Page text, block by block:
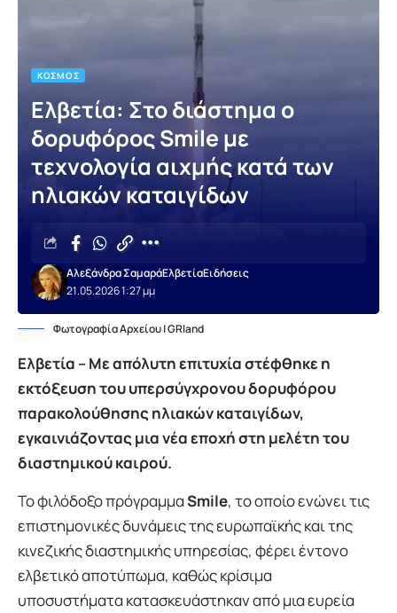
ΚΌΣΜΟΣ
Ελβετία: Στο διάστημα ο
δορυφόρος Smile με
τεχνολογία αιχμής κατά των
ηλιακών καταιγίδων
21.05.2026 1:27 μμ
Αλεξάνδρα ΣαμαράΕλβετίαΕιδήσεις
Φωτογραφία Αρχείου | GRland
Ελβετία – Με απόλυτη επιτυχία στέφθηκε η
εκτόξευση του υπερσύγχρονου δορυφόρου
παρακολούθησης ηλιακών καταιγίδων,
εγκαινιάζοντας μια νέα εποχή στη μελέτη του
διαστημικού καιρού.
Το φιλόδοξο πρόγραμμαSmile, το οποίο ενώνει τις
επιστημονικές δυνάμεις της ευρωπαϊκής και της
κινεζικής διαστημικής υπηρεσίας, φέρει έντονο
ελβετικό αποτύπωμα, καθώς κρίσιμα
υποσυστήματα κατασκευάστηκαν από μια ευρεία